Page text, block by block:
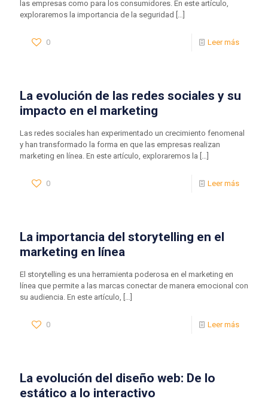
las empresas como para los consumidores. En este artículo,
exploraremos la importancia de la seguridad […]
0 Leer más
La evolución de las redes sociales y su
impacto en el marketing
Las redes sociales han experimentado un crecimiento fenomenal
y han transformado la forma en que las empresas realizan
marketing en línea. En este artículo, exploraremos la […]
0 Leer más
La importancia del storytelling en el
marketing en línea
El storytelling es una herramienta poderosa en el marketing en
línea que permite a las marcas conectar de manera emocional con
su audiencia. En este artículo, […]
0 Leer más
La evolución del diseño web: De lo
estático a lo interactivo